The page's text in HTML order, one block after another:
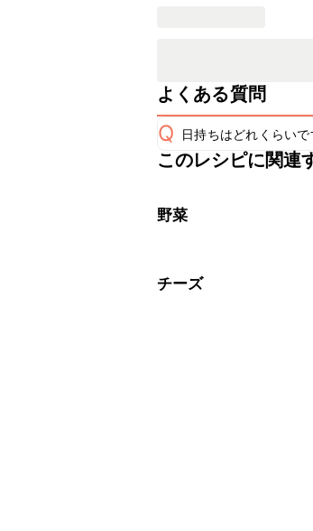
よくある質問
Q 日持ちはどれくらいで
保存期間は冷蔵で当
※日持ちは目安です。
このレシピに関連
野菜
チーズ